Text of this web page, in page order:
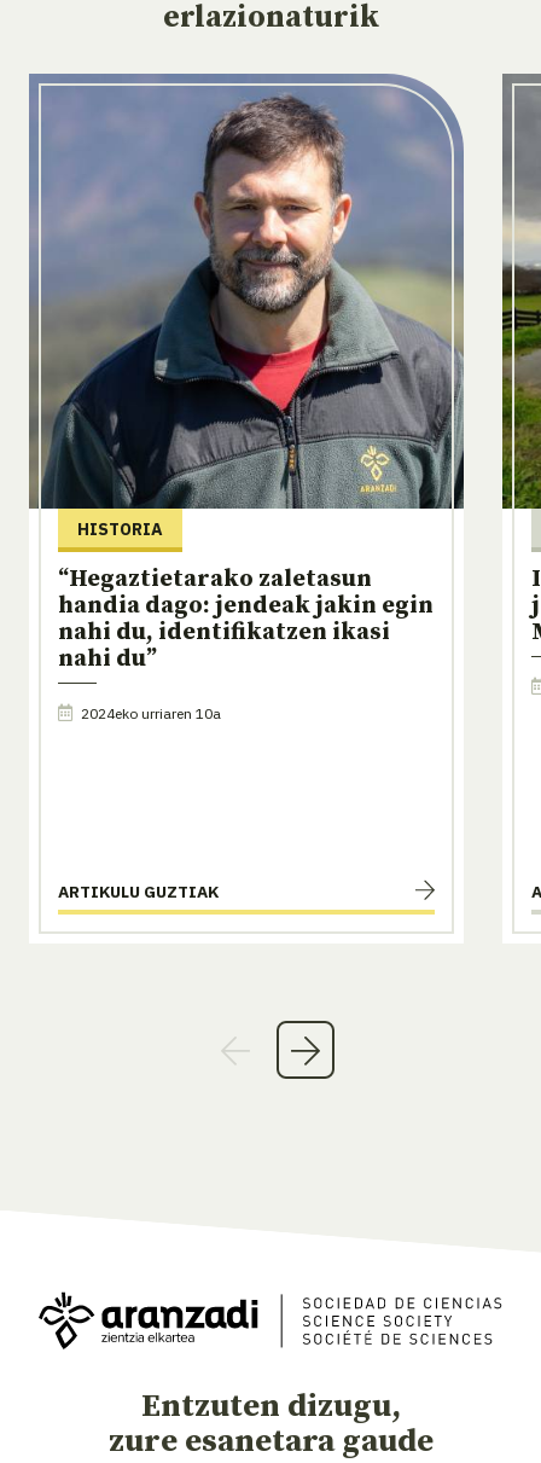
erlazionaturik
HISTORIA
“Hegaztietarako zaletasun
handia dago: jendeak jakin egin
nahi du, identifikatzen ikasi
nahi du”
2024eko urriaren 10a
ARTIKULU GUZTIAK
Entzuten dizugu,
zure esanetara gaude